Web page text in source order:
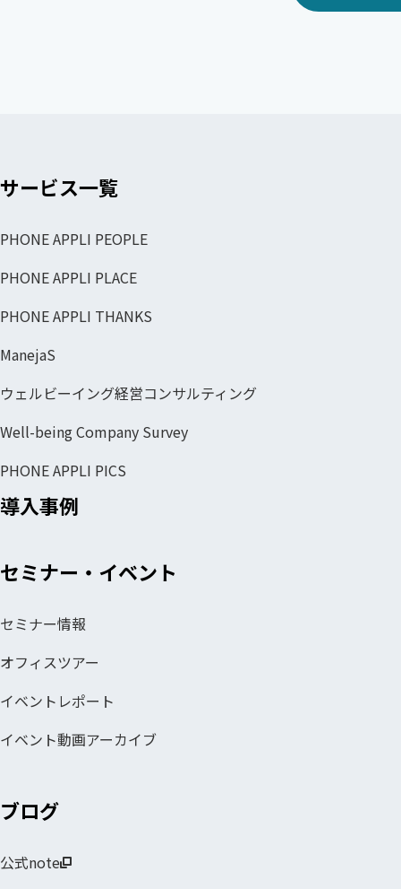
サービス一覧
PHONE APPLI PEOPLE
PHONE APPLI PLACE
PHONE APPLI THANKS
ManejaS
ウェルビーイング経営コンサルティング
Well-being Company Survey
PHONE APPLI PICS
導入事例
セミナー・イベント
セミナー情報
オフィスツアー
イベントレポート
イベント動画アーカイブ
ブログ
公式note